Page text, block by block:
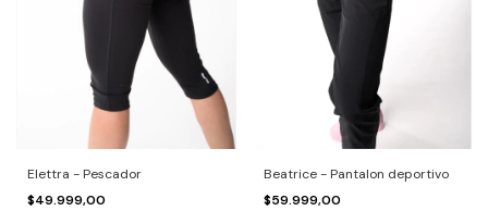
Elettra - Pescador
$49.999,00
Beatrice - Pantalon deportivo
$59.999,00